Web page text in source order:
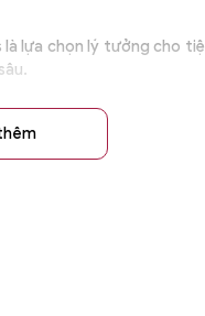
lựa chọn lý tưởng cho
để trải nghiệm tinh